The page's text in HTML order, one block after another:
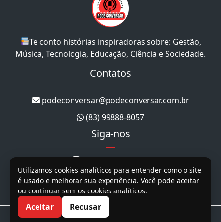
Te conto histórias inspiradoras sobre: Gestão,
Música, Tecnologia, Educação, Ciência e Sociedade.
Contatos
podeconversar@podeconversar.com.br
(83) 99888-8057
Siga-nos
@podeconversar_
@podeconversar
@podeconversar
Utilizamos cookies analíticos para entender como o site
é usado e melhorar sua experiência. Você pode aceitar
ou continuar sem os cookies analíticos.
Aceitar Recusar